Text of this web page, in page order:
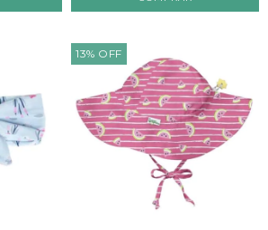
13% OFF